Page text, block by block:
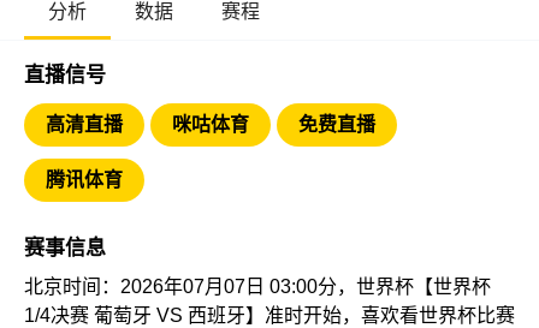
分析 数据 赛程
直播信号
高清直播 咪咕体育 免费直播
腾讯体育
赛事信息
北京时间：2026年07月07日 03:00分，世界杯【世界杯
1/4决赛 葡萄牙 VS 西班牙】准时开始，喜欢看世界杯比赛